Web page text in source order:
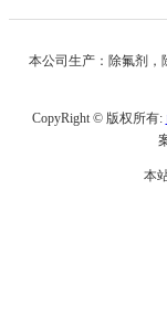
本公司生产：除氟剂，
CopyRight © 版权所有:
本